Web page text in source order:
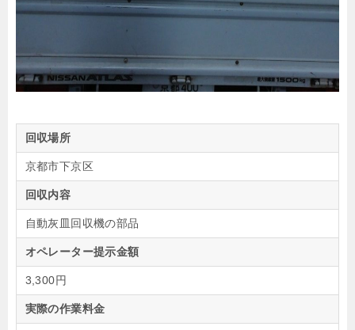
回収場所
京都市下京区
回収内容
自動灰皿回収機の部品
オペレーター提示金額
3,300円
実際の作業料金